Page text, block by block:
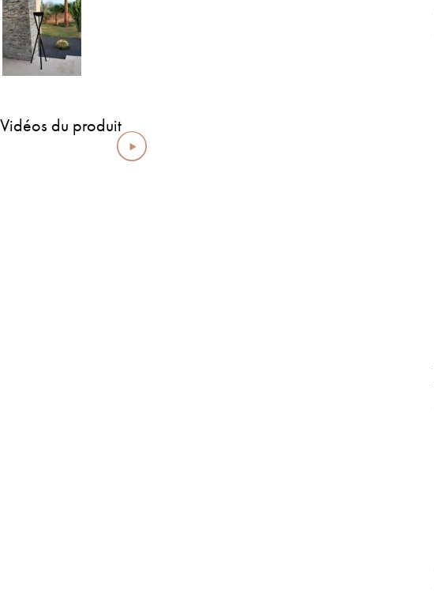
Vidéos du produit